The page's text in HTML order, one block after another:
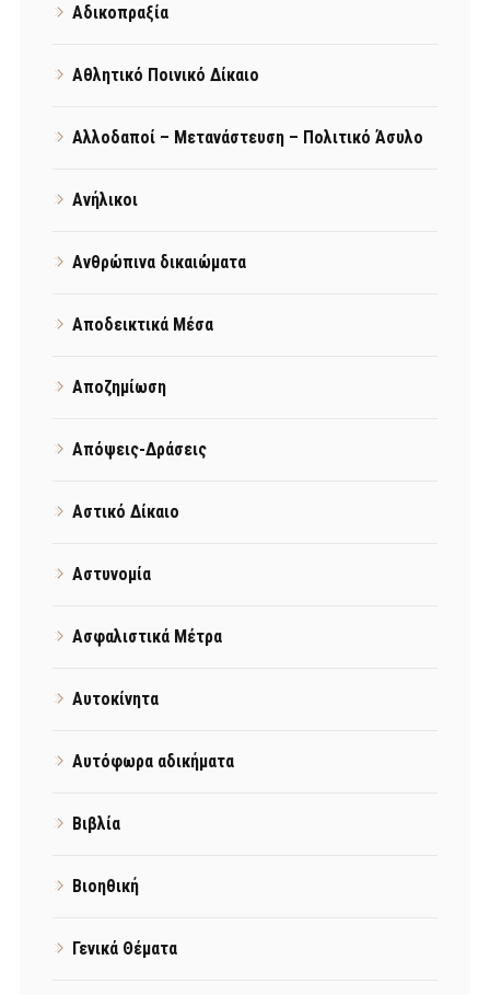
Αδικοπραξία
Αθλητικό Ποινικό Δίκαιο
Αλλοδαποί – Μετανάστευση – Πολιτικό Άσυλο
Ανήλικοι
Ανθρώπινα δικαιώματα
Αποδεικτικά Μέσα
Αποζημίωση
Απόψεις-Δράσεις
Αστικό Δίκαιο
Αστυνομία
Ασφαλιστικά Μέτρα
Αυτοκίνητα
Αυτόφωρα αδικήματα
Βιβλία
Βιοηθική
Γενικά Θέματα